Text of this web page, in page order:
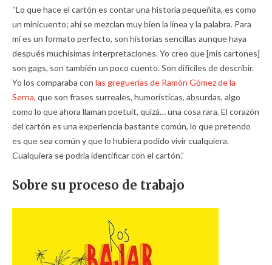
“Lo que hace el cartón es contar una historia pequeñita, es como
un minicuento; ahí se mezclan muy bien la línea y la palabra. Para
mí es un formato perfecto, son historias sencillas aunque haya
después muchísimas interpretaciones. Yo creo que [mis cartones]
son gags, son también un poco cuento. Son difíciles de describir.
Yo los comparaba con las greguerías de Ramón Gómez de la
Serna, que son frases surreales, humorísticas, absurdas, algo
como lo que ahora llaman poetuit, quizá… una cosa rara. El corazón
del cartón es una experiencia bastante común, lo que pretendo
es que sea común y que lo hubiera podido vivir cualquiera.
Cualquiera se podría identificar con el cartón.”
Sobre su proceso de trabajo